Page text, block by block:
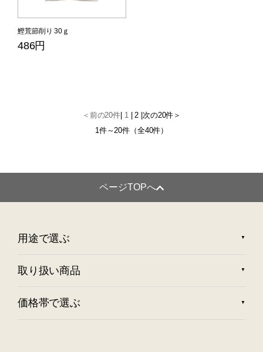
鰹荒節削り 30ｇ
486円
＜前の20件 1|2 次の20件＞
1件～20件（全40件）
ページTOPへ
用途で選ぶ
取り扱い商品
価格帯で選ぶ